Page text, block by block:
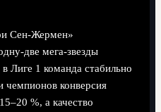
Сен‑Жермен»
две мега‑звезды
Лиге 1 команда стабильно
чемпионов конверсия
%, а качество